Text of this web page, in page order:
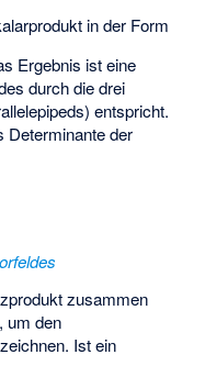
in der Form
Ergebnis ist eine
durch die drei
entspricht.
Determinante der
zusammen
um den
Istein